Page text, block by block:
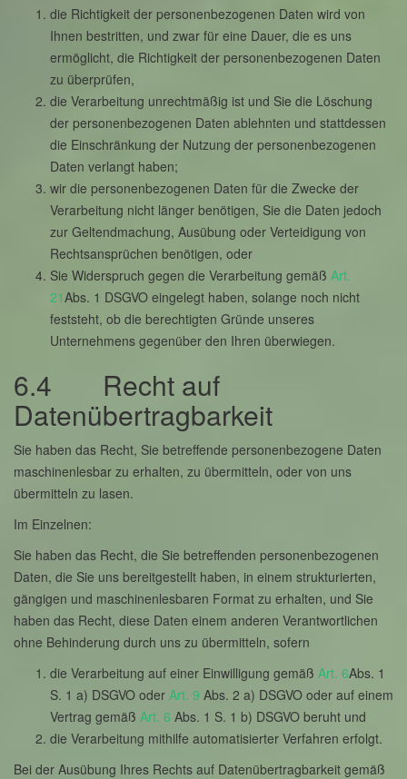
die Richtigkeit der personenbezogenen Daten wird von
Ihnen bestritten, und zwar für eine Dauer, die es uns
ermöglicht, die Richtigkeit der personenbezogenen Daten
zu überprüfen,
die Verarbeitung unrechtmäßig ist und Sie die Löschung
der personenbezogenen Daten ablehnten und stattdessen
die Einschränkung der Nutzung der personenbezogenen
Daten verlangt haben;
wir die personenbezogenen Daten für die Zwecke der
Verarbeitung nicht länger benötigen, Sie die Daten jedoch
zur Geltendmachung, Ausübung oder Verteidigung von
Rechtsansprüchen benötigen, oder
Sie Widerspruch gegen die Verarbeitung gemäß Art.
21Abs. 1 DSGVO eingelegt haben, solange noch nicht
feststeht, ob die berechtigten Gründe unseres
Unternehmens gegenüber den Ihren überwiegen.
6.4 Recht auf
Datenübertragbarkeit
Sie haben das Recht, Sie betreffende personenbezogene Daten
maschinenlesbar zu erhalten, zu übermitteln, oder von uns
übermitteln zu lasen.
Im Einzelnen:
Sie haben das Recht, die Sie betreffenden personenbezogenen
Daten, die Sie uns bereitgestellt haben, in einem strukturierten,
gängigen und maschinenlesbaren Format zu erhalten, und Sie
haben das Recht, diese Daten einem anderen Verantwortlichen
ohne Behinderung durch uns zu übermitteln, sofern
die Verarbeitung auf einer Einwilligung gemäß Art. 6Abs. 1
S. 1 a) DSGVO oder Art. 9 Abs. 2 a) DSGVO oder auf einem
Vertrag gemäß Art. 6 Abs. 1 S. 1 b) DSGVO beruht und
die Verarbeitung mithilfe automatisierter Verfahren erfolgt.
Bei der Ausübung Ihres Rechts auf Datenübertragbarkeit gemäß